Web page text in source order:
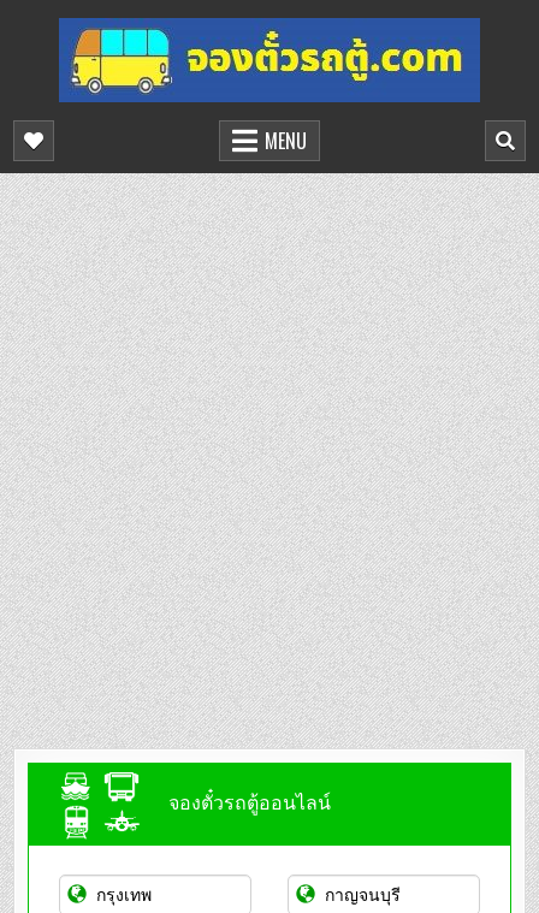
content
จองตั๋วรถตู้ออนไลน์
บริการจองตั๋วรถตู้ออนไลน์
MENU
จองตั๋วรถตู้ออนไลน์